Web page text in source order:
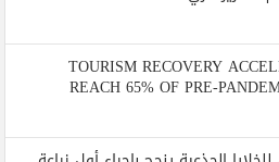
TOURISM RECOVERY
REACH 65% OF PRE-